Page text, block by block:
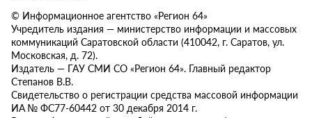
© Информационное агентство «Регион 64»
Учредитель издания — министерство информации и массовых
коммуникаций Саратовской области (410042, г. Саратов, ул.
Московская, д. 72).
Издатель — ГАУ СМИ СО «Регион 64». Главный редактор
Степанов В.В.
Свидетельство о регистрации средства массовой информации
ИА № ФС77-60442 от 30 декабря 2014 г.